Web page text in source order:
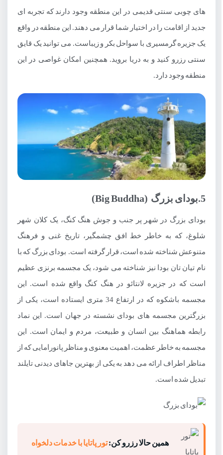
های چوبی سنتی قدیمی در این منطقه وجود دارند که تجربه ای
جدید از اقامت را در اختیار شما قرار می دهند. این منطقه در واقع
یک جزیره گرمسیری با سواحل بکر و زیباست. می توانید یک قایق
سنتی رزرو کنید و به دریا بروید. همچنین امکان غواصی در این
منطقه وجود دارد.
5.بودای بزرگ (Big Buddha)
بودای بزرگ در شهر پر جنب و جوش هنگ کنگ، یک کلان شهر
شلوغ، که به خاطر خط افق چشمگیر، تاریخ غنی و فرهنگ
متنوعش شناخته شده است، قرار گرفته است. بودای بزرگ که با
نام تیان تان بودا نیز شناخته می شود، یک مجسمه برنزی عظیم
است که در جزیره لانتائو در هنگ کنگ واقع شده است. این
مجسمه باشکوه که در ارتفاع 34 متری ایستاده است، یکی از
بزرگترین مجسمه های بودای نشسته در جهان است. این نماد
رابطه هماهنگ بین انسان و طبیعت، مردم و ایمان است. این
مجسمه به خاطر عظمت، اهمیت معنوی و مناظر پانورامایی که از
مناظر اطراف ارائه می دهد به یکی از بهترین جاهای دیدنی تایلند
تبدیل شده است.
همین حالا رزرو کن: تور پاتایا با خدمات دلخواه